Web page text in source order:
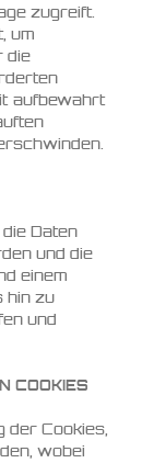
zugreift.
um
die
aufbewahrt
Daten
und die
einem
hin zu
und
COOKIES
der Cookies,
wobei